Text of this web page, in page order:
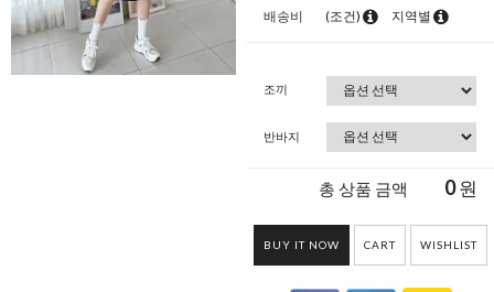
배송비 (조건) 지역별
조끼
반바지
총 상품 금액 0원
BUY IT NOW CART WISHLIST